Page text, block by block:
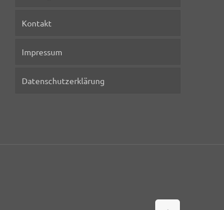
Kontakt
Impressum
Datenschutzerklärung